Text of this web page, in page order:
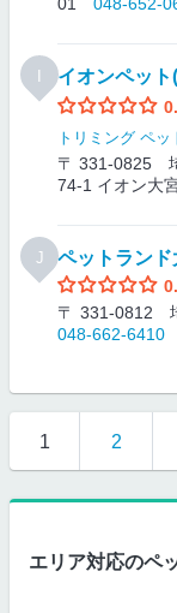
イオンペット
トリミング ペッ
〒 331-0825
74-1 イオン大
J ペットラン
〒 331-0812
048-662-6410
1 2
エリア対応のペ